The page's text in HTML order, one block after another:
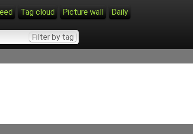
Tag cloud Picture wall Daily